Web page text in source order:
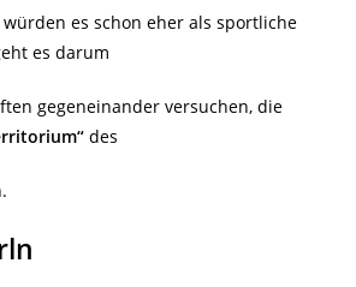
es schon eher als sportliche
es darum
gegeneinander versuchen, die
des